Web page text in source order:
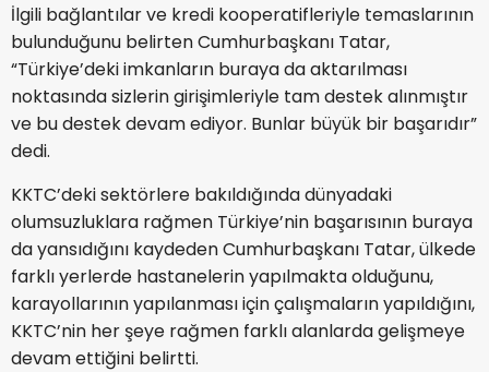
İlgili bağlantılar ve kredi kooperatifleriyle temaslarının
bulunduğunu belirten Cumhurbaşkanı Tatar,
“Türkiye’deki imkanların buraya da aktarılması
noktasında sizlerin girişimleriyle tam destek alınmıştır
ve bu destek devam ediyor. Bunlar büyük bir başarıdır”
dedi.
KKTC’deki sektörlere bakıldığında dünyadaki
olumsuzluklara rağmen Türkiye’nin başarısının buraya
da yansıdığını kaydeden Cumhurbaşkanı Tatar, ülkede
farklı yerlerde hastanelerin yapılmakta olduğunu,
karayollarının yapılanması için çalışmaların yapıldığını,
KKTC’nin her şeye rağmen farklı alanlarda gelişmeye
devam ettiğini belirtti.